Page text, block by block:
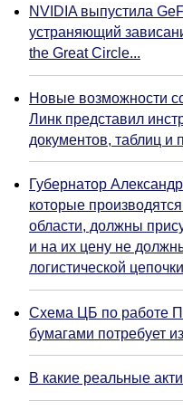
NVIDIA выпустила
устраняющий
the Great Circle...
Новые возможности
Линк представил
документов, таблиц и
Губернатор
которые
области, должны
и на их цену не
логистической
Схема ЦБ по работе
бумагами потребует
В какие реальные